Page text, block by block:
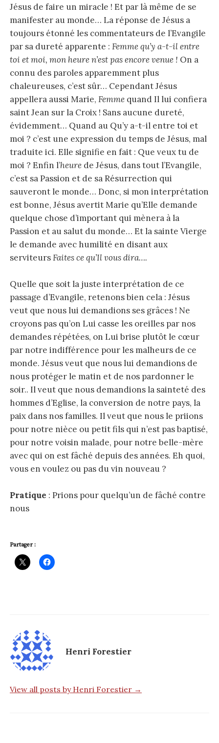
Jésus de faire un miracle ! Et par là même de se
manifester au monde… La réponse de Jésus a
toujours étonné les commentateurs de l’Evangile
par sa dureté apparente : Femme qu’y a-t-il entre
toi et moi, mon heure n’est pas encore venue ! On a
connu des paroles apparemment plus
chaleureuses, c’est sûr… Cependant Jésus
appellera aussi Marie, Femme quand Il lui confiera
saint Jean sur la Croix ! Sans aucune dureté,
évidemment… Quand au Qu’y a-t-il entre toi et
moi ? c’est une expression du temps de Jésus, mal
traduite ici. Elle signifie en fait : Que veux tu de
moi ? Enfin l’heure de Jésus, dans tout l’Evangile,
c’est sa Passion et de sa Résurrection qui
sauveront le monde… Donc, si mon interprétation
est bonne, Jésus avertit Marie qu’Elle demande
quelque chose d’important qui mènera à la
Passion et au salut du monde… Et la sainte Vierge
le demande avec humilité en disant aux
serviteursFaites ce qu’Il vous dira….
Quelle que soit la juste interprétation de ce
passage d’Evangile, retenons bien cela : Jésus
veut que nous lui demandions ses grâces ! Ne
croyons pas qu’on Lui casse les oreilles par nos
demandes répétées, on Lui brise plutôt le cœur
par notre indifférence pour les malheurs de ce
monde. Jésus veut que nous lui demandions de
nous protéger le matin et de nos pardonner le
soir.. Il veut que nous demandions la sainteté des
hommes d’Eglise, la conversion de notre pays, la
paix dans nos familles. Il veut que nous le priions
pour notre nièce ou petit fils qui n’est pas baptisé,
pour notre voisin malade, pour notre belle-mère
avec qui on est fâché depuis des années. Eh quoi,
vous en voulez ou pas du vin nouveau ?
Pratique : Prions pour quelqu’un de fâché contre
nous
Partager :
Henri Forestier
View all posts by Henri Forestier →